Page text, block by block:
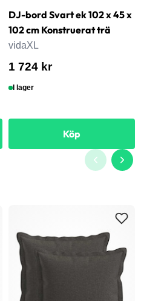
DJ-bord Svart ek 102 x 45 x
102 cm Konstruerat trä
vidaXL
1 724 kr
I lager
Köp